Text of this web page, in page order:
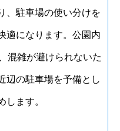
、駐車場の使い分けを
適になります。公園内
混雑が避けられないた
辺の駐車場を予備とし
します。